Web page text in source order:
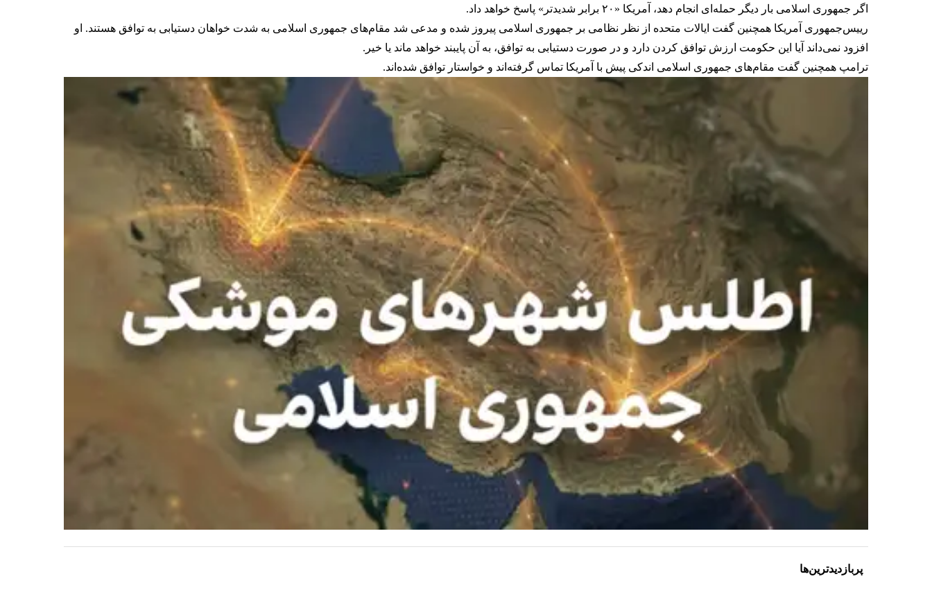
اگر جمهوری اسلامی بار دیگر حمله‌ای انجام دهد، آمریکا «۲۰ برابر شدیدتر» پاسخ خواهد داد.
رییس‌جمهوری آمریکا همچنین گفت ایالات متحده از نظر نظامی بر جمهوری اسلامی پیروز شده و مدعی شد مقام‌های جمهوری اسلامی به شدت خواهان دستیابی به توافق هستند. او
افزود نمی‌داند آیا این حکومت ارزش توافق کردن دارد و در صورت دستیابی به توافق، به آن پایبند خواهد ماند یا خیر.
ترامپ همچنین گفت مقام‌های جمهوری اسلامی اندکی پیش با آمریکا تماس گرفته‌اند و خواستار توافق شده‌اند.
پربازدیدترین‌ها